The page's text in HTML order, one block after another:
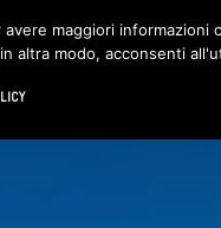
CHI SIAMO
maggiori informazioni
altra modo, acconsenti